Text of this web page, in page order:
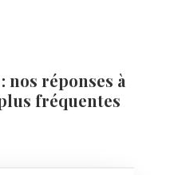
nos réponses à
fréquentes